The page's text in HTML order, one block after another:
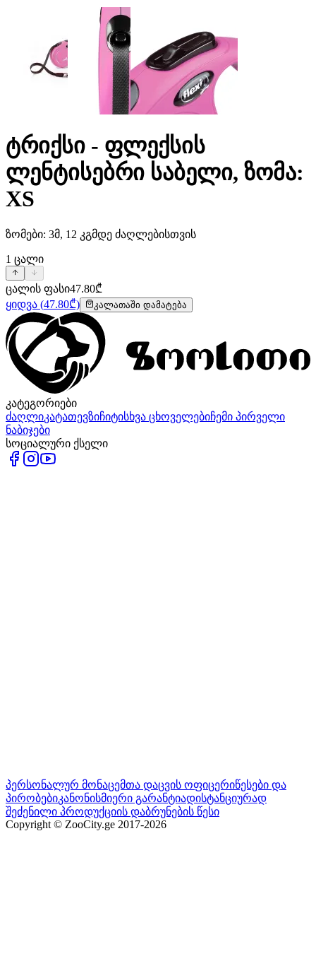
ტრიქსი - ფლექსის
ლენტისებრი საბელი, ზომა:
XS
ზომები: 3მ, 12 კგმდე ძაღლებისთვის
1 ცალი
ცალის ფასი47.80₾
ყიდვა (47.80₾) კალათაში დამატება
კატეგორიები
ძაღლიკატათევზიჩიტისხვა ცხოველებიჩემი პირველი
ნაბიჯები
სოციალური ქსელი
პერსონალურ მონაცემთა დაცვის ოფიცერიწესები და
პირობებიკანონისმიერი გარანტიადისტანციურად
შეძენილი პროდუქციის დაბრუნების წესი
Copyright © ZooCity.ge 2017-2026